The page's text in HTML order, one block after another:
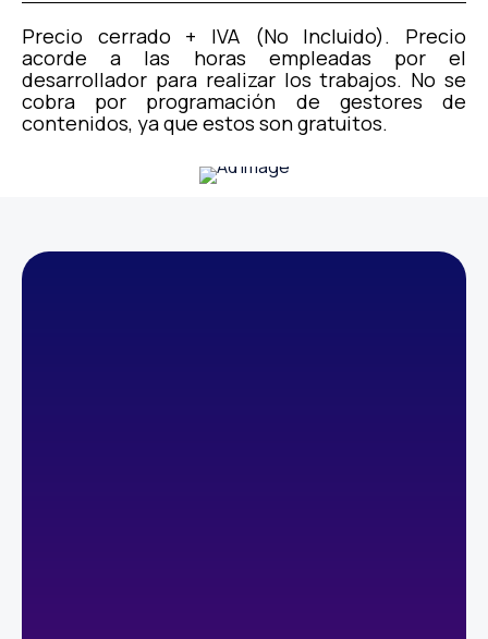
Precio cerrado + IVA (No Incluido). Precio
acorde a las horas empleadas por el
desarrollador para realizar los trabajos. No se
cobra por programación de gestores de
contenidos, ya que estos son gratuitos.